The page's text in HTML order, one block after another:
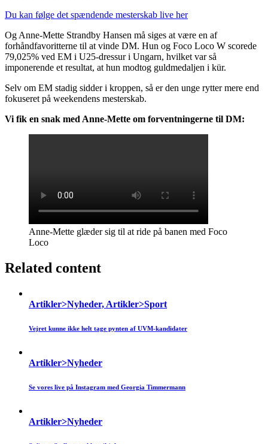
Du kan følge det spændende mesterskab live her
Og Anne-Mette Strandby Hansen må siges at være en af
forhåndfavoritterne til at vinde DM. Hun og Foco Loco W scorede
79,025% ved EM i U25-dressur i Ungarn, hvilket var så
imponerende et resultat, at hun modtog guldmedaljen i kür.
Selv om EM stadig sidder i kroppen, så er den unge rytter mere end
fokuseret på weekendens mesterskab.
Vi fik en snak med Anne-Mette om forventningerne til DM:
Anne-Mette glæder sig til at ride på banen med Foco
Loco
Related content
Artikler>Nyheder, Artikler>Sport
Vejret kunne ikke helt tage pynten af UVM-kandidater
Artikler>Nyheder
Se vores live på Instagram med Georgia Timmermann
Artikler>Nyheder